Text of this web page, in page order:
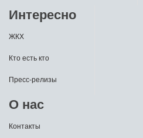
Интересно
ЖКХ
Кто есть кто
Пресс-релизы
О нас
Контакты